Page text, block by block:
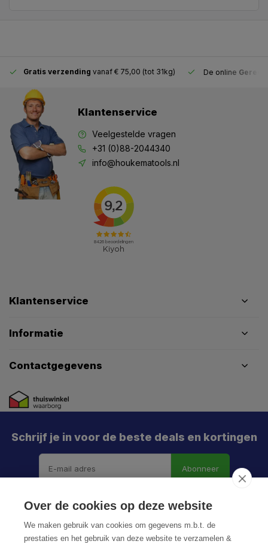
Gratis verzending vanaf € 75,00 (tot 31kg) De online
Klantenservice
Veelgestelde vragen
+31 (0)88-2044340
info@houkematools.nl
Klantenservice
Informatie
Contactgegevens
Schrijf je in voor de beste deals en kortingen
Abonneer
Over de cookies op deze website
We maken gebruik van cookies om gegevens m.b.t. de
prestaties en het gebruik van deze website te verzamelen &